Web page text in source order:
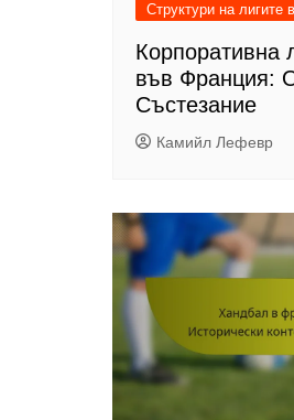
Структури на лигите
Корпоративна
във Франция:
Състезание
Камийл Лефевр